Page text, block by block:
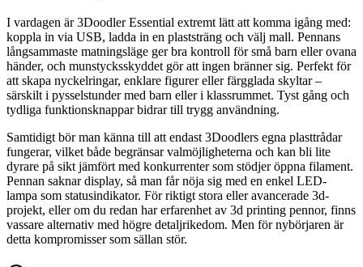
I vardagen är 3Doodler Essential extremt lätt att komma igång med:
koppla in via USB, ladda in en plaststräng och välj mall. Pennans
långsammaste matningsläge ger bra kontroll för små barn eller ovana
händer, och munstycksskyddet gör att ingen bränner sig. Perfekt för
att skapa nyckelringar, enklare figurer eller färgglada skyltar –
särskilt i pysselstunder med barn eller i klassrummet. Tyst gång och
tydliga funktionsknappar bidrar till trygg användning.
Samtidigt bör man känna till att endast 3Doodlers egna plasttrådar
fungerar, vilket både begränsar valmöjligheterna och kan bli lite
dyrare på sikt jämfört med konkurrenter som stödjer öppna filament.
Pennan saknar display, så man får nöja sig med en enkel LED-
lampa som statusindikator. För riktigt stora eller avancerade 3d-
projekt, eller om du redan har erfarenhet av 3d printing pennor, finns
vassare alternativ med högre detaljrikedom. Men för nybörjaren är
detta kompromisser som sällan stör.